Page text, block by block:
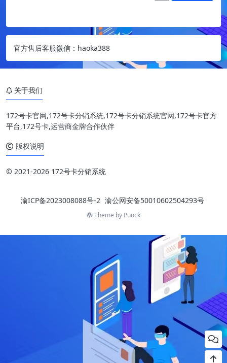
官方售后客服微信：haoka388
关于我们
172号卡官网,172号卡分销系统,172号卡分销系统官网,172号卡官方
平台,172号卡,运营商金牌合作伙伴
版权说明
© 2021-2026 172号卡分销系统
渝ICP备2023008088号-2 渝公网安备50010602504293号
Theme by Puock